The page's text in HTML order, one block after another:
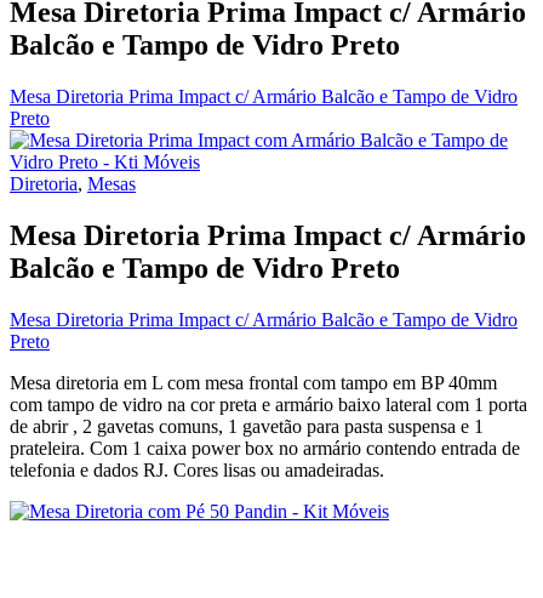
Mesa Diretoria Prima Impact c/ Armário
Balcão e Tampo de Vidro Preto
Mesa Diretoria Prima Impact c/ Armário Balcão e Tampo de Vidro
Preto
Diretoria, Mesas
Mesa Diretoria Prima Impact c/ Armário
Balcão e Tampo de Vidro Preto
Mesa Diretoria Prima Impact c/ Armário Balcão e Tampo de Vidro
Preto
Mesa diretoria em L com mesa frontal com tampo em BP 40mm
com tampo de vidro na cor preta e armário baixo lateral com 1 porta
de abrir , 2 gavetas comuns, 1 gavetão para pasta suspensa e 1
prateleira. Com 1 caixa power box no armário contendo entrada de
telefonia e dados RJ. Cores lisas ou amadeiradas.